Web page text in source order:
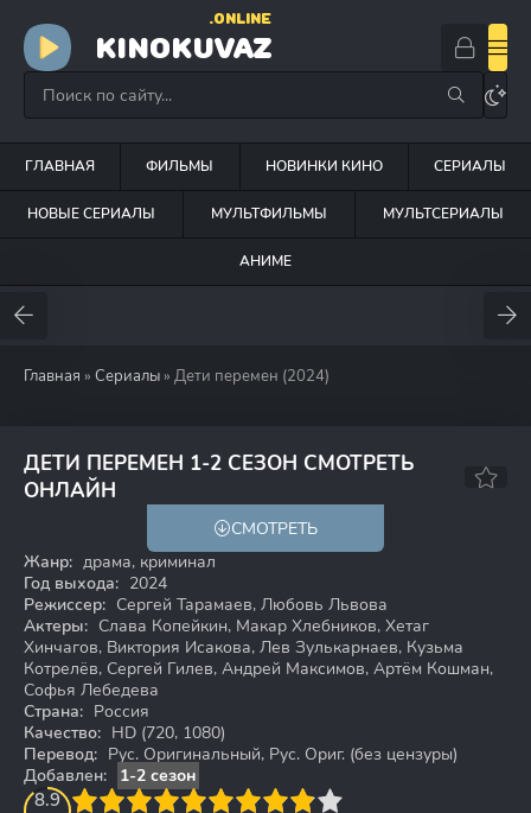
KINOKUVAZ
.ONLINE
ГЛАВНАЯ ФИЛЬМЫ НОВИНКИ КИНО СЕРИАЛЫ
НОВЫЕ СЕРИАЛЫ МУЛЬТФИЛЬМЫ МУЛЬТСЕРИАЛЫ
АНИМЕ
Главная » Сериалы » Дети перемен (2024)
ДЕТИ ПЕРЕМЕН 1-2 СЕЗОН СМОТРЕТЬ
ОНЛАЙН
СМОТРЕТЬ
Жанр: драма, криминал
Год выхода: 2024
Режиссер: Сергей Тарамаев, Любовь Львова
Актеры: Слава Копейкин, Макар Хлебников, Хетаг
Хинчагов, Виктория Исакова, Лев Зулькарнаев, Кузьма
Котрелёв, Сергей Гилев, Андрей Максимов, Артём Кошман,
Софья Лебедева
Страна: Россия
Качество: HD (720, 1080)
Перевод: Рус. Оригинальный, Рус. Ориг. (без цензуры)
Добавлен:
1-2 сезон
8.9
4 5 6 7 8 9 10